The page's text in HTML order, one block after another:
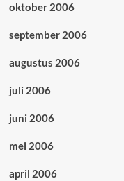
oktober 2006
september 2006
augustus 2006
juli 2006
juni 2006
mei 2006
april 2006